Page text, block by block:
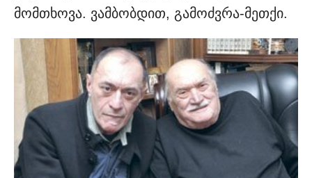
მომთხოვა. ვამბობდით, გამოძვრა-მეთქი.